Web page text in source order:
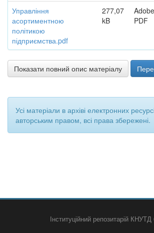
Управління
асортиментною
політикою
підприємства.pdf
277,07
kB
Adobe
PDF
Показати повний опис матеріалу
Усі матеріали в архіві електронних
авторським правом, всі права збережені.
Інституційний репозитарій